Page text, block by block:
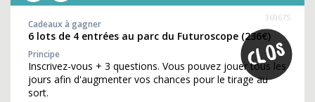
369675
Cadeaux à gagner
6 lots de 4 entrées au parc du Futuroscope (236€)
Principe
Inscrivez-vous + 3 questions. Vous pouvez jouer tous les
jours afin d'augmenter vos chances pour le tirage au
sort.